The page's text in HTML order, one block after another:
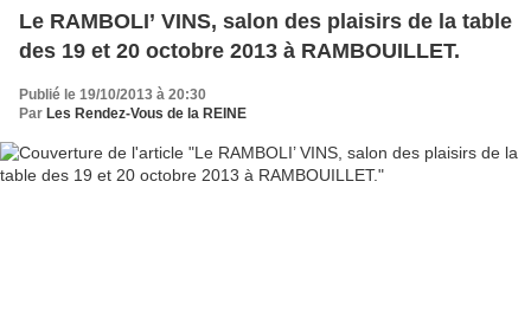
Le RAMBOLI’ VINS, salon des plaisirs de la table
des 19 et 20 octobre 2013 à RAMBOUILLET.
Publié le 19/10/2013 à 20:30
Par Les Rendez-Vous de la REINE